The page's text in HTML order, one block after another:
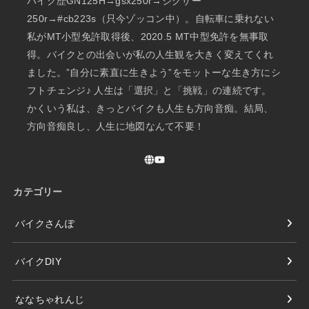
250r→#cb223s（只今ゾッコン中）。自転車に乗れない
私がMT小型免許取得後、2020.5 MT中型免許を無事取
得。バイクとの出会いが私の人生観を大きく変えてくれ
ました。”自分に素直に生きよう”をモットーな生き方にシ
フトチェンジ♪ 人生は「選択」と「挑戦」の連続です。
かくいう私は、きっとバイクも人生も方向音痴。結局、
方向音痴良し、人生に地図なんて不要！
カテゴリー
バイクさんぽ
バイクDIY
ななちゃれんじ